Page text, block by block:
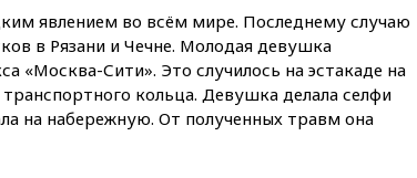
необходимости пополнения
арсенала США
вчера, 23:28Слуцкий призвал
признать «Яблоко»
нежелательной организацией
явлением во всём мире. Последнему случаю
в Рязани и Чечне. Молодая девушка
«Москва-Сити». Это случилось на эстакаде на
кольца. Девушка делала селфи
на набережную. От полученных травм она